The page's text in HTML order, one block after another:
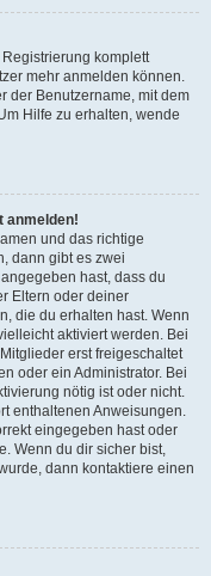
komplett
mehr anmelden können.
der Benutzername, mit dem
Hilfe zu erhalten, wende
anmelden!
und das richtige
dann gibt es zwei
hast, dass du
Eltern oder deiner
die du erhalten hast. Wenn
aktiviert werden. Bei
erst freigeschaltet
oder ein Administrator. Bei
nötig ist oder nicht.
enthaltenen Anweisungen.
eingegeben hast oder
Wenn du dir sicher bist,
dann kontaktiere einen